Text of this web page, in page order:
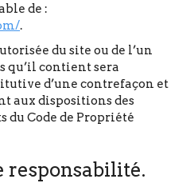
de :
.
du site ou de l’un
qu’il contient sera
d’une contrefaçon et
aux dispositions des
du Code de Propriété
responsabilité.